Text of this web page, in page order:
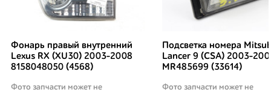
Фонарь правый внутренний
Lexus RX (XU30) 2003-2008
8158048050 (4568)
Фото запчасти может не
Подсветка номера
Lancer 9 (CSA) 2003-
MR485699 (33614)
Фото запчасти может не